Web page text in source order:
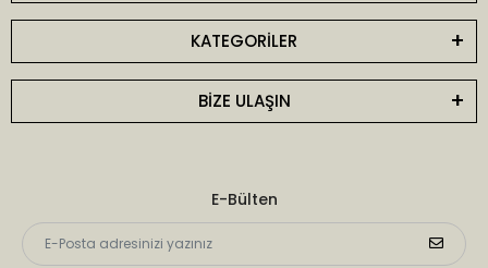
KATEGORİLER
BİZE ULAŞIN
E-Bülten